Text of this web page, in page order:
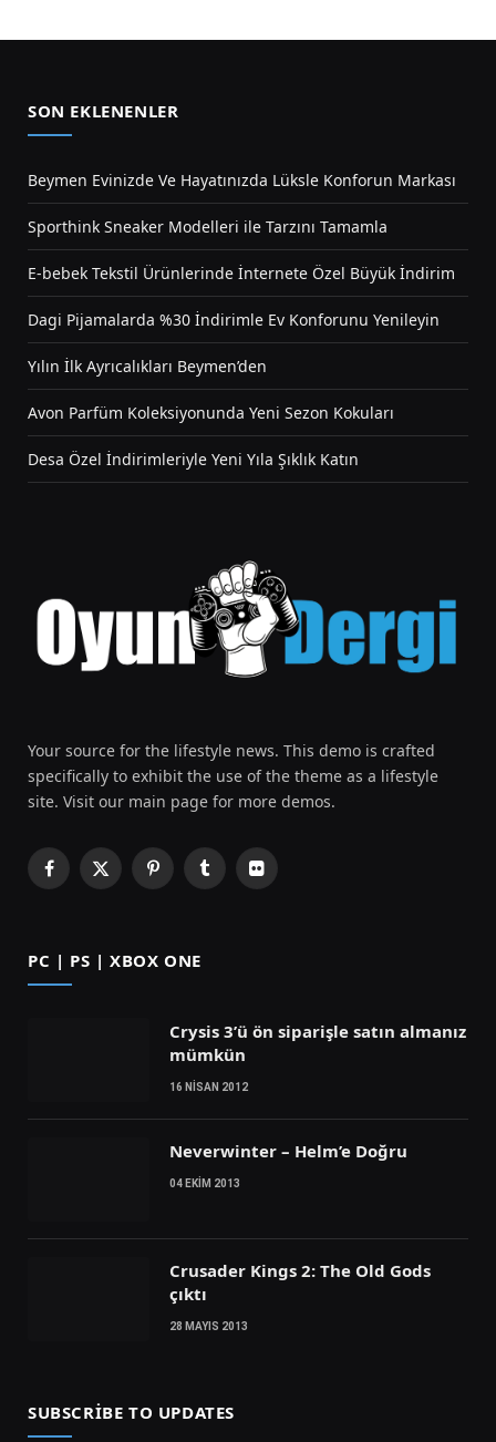
SON EKLENENLER
Beymen Evinizde Ve Hayatınızda Lüksle Konforun Markası
Sporthink Sneaker Modelleri ile Tarzını Tamamla
E-bebek Tekstil Ürünlerinde İnternete Özel Büyük İndirim
Dagi Pijamalarda %30 İndirimle Ev Konforunu Yenileyin
Yılın İlk Ayrıcalıkları Beymen’den
Avon Parfüm Koleksiyonunda Yeni Sezon Kokuları
Desa Özel İndirimleriyle Yeni Yıla Şıklık Katın
Your source for the lifestyle news. This demo is crafted
specifically to exhibit the use of the theme as a lifestyle
site. Visit our main page for more demos.
Facebook
X
PinterestTumblrFlickr
PC | PS | XBOX ONE
Crysis 3’ü ön siparişle satın almanız
mümkün
16 NISAN 2012
Neverwinter – Helm’e Doğru
04 EKIM 2013
Crusader Kings 2: The Old Gods
çıktı
28 MAYIS 2013
SUBSCRIBE TO UPDATES